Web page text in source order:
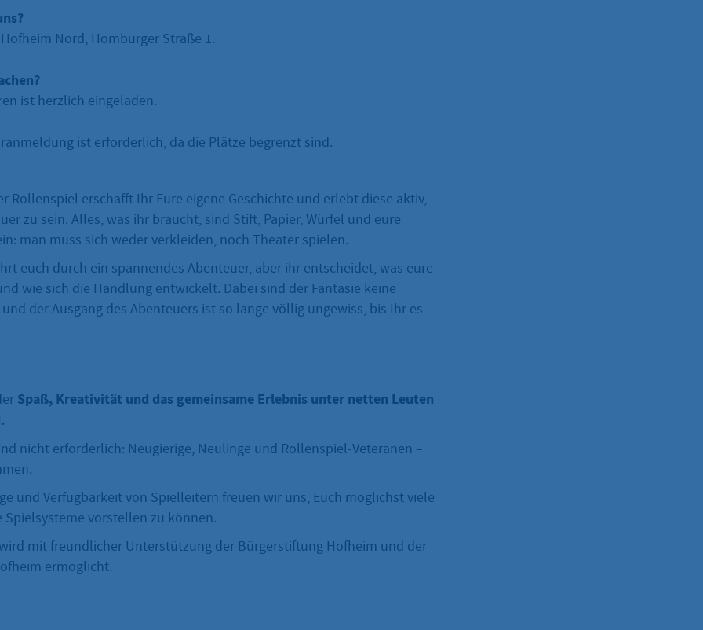
Nord, Homburger Straße 1.
ist herzlich eingeladen.
ist erforderlich, da die Plätze begrenzt sind.
Rollenspiel erschafft Ihr Eure eigene Geschichte und erlebt diese aktiv,
zu sein. Alles, was ihr braucht, sind Stift, Papier, Würfel und eure
man muss sich weder verkleiden, noch Theater spielen.
euch durch ein spannendes Abenteuer, aber ihr entscheidet, was eure
wie sich die Handlung entwickelt. Dabei sind der Fantasie keine
der Ausgang des Abenteuers ist so lange völlig ungewiss, bis Ihr es
Spaß, Kreativität und das gemeinsame Erlebnis unter netten Leuten
nicht erforderlich: Neugierige, Neulinge und Rollenspiel-Veteranen –
und Verfügbarkeit von Spielleitern freuen wir uns, Euch möglichst viele
vorstellen zu können.
mit freundlicher Unterstützung der Bürgerstiftung Hofheim und der
ermöglicht.